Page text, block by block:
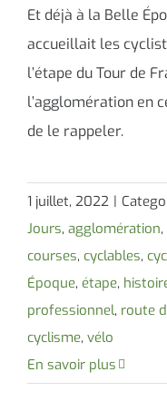
Et déjà à la Belle
accueillait les
l’étape du Tour de
l’agglomération en
de le rappeler.
1 juillet, 2022 |
Jours, agglomération,
courses, cyclables,
Époque, étape,
professionnel, route
cyclisme, vélo
En savoir plus